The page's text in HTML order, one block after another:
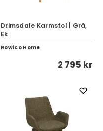
Drimsdale Karmstol | Grå,
Ek
Rowico Home
2 795 kr